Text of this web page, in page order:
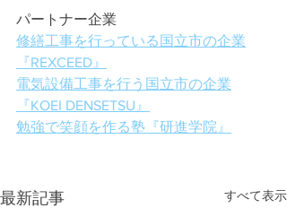
パートナー企業
修繕工事を行っている国立市の企業
『REXCEED』
電気設備工事を行う国立市の企業
『KOEI DENSETSU』
勉強で笑顔を作る塾『研進学院』
最新記事 すべて表示